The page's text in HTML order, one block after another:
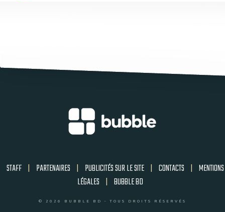
STAFF | PARTENAIRES | PUBLICITÉS SUR LE SITE | CONTACTS | MENTIONS
LÉGALES | BUBBLE BD
© 2026 BUBBLE BD - TOUS DROITS RÉSERVÉS